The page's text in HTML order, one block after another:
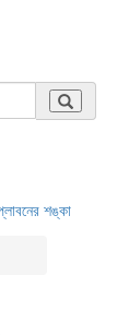
সালমান শাহ হত্যা